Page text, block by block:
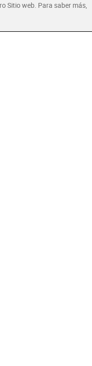
Añadir
Sitio web. Para saber más,